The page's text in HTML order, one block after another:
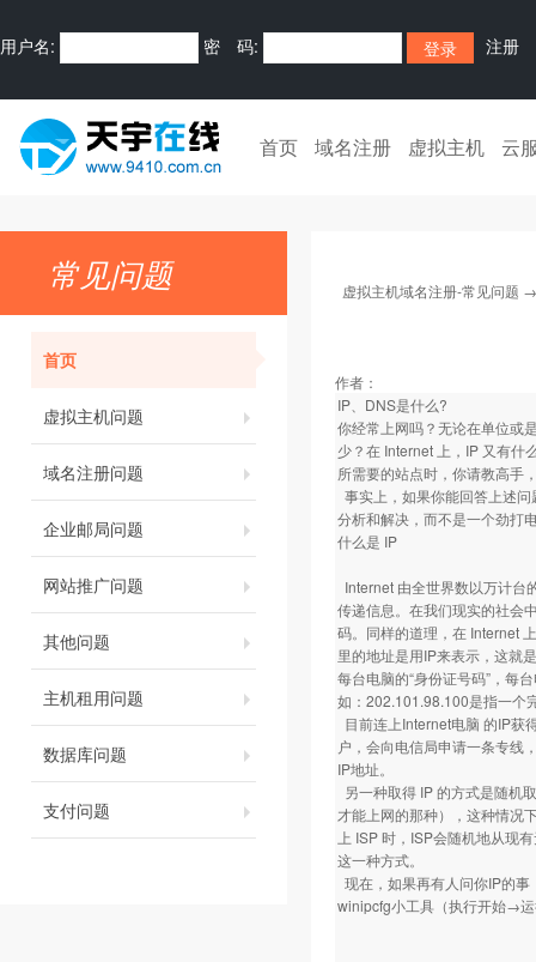
用户名: 密 码: 注册
首页 域名注册 虚拟主机 云
常见问题
首页
虚拟主机问题
域名注册问题
企业邮局问题
网站推广问题
其他问题
主机租用问题
数据库问题
支付问题
虚拟主机域名注册-常见问题
作者：
IP、DNS是什么?
你经常上网吗？无论在单位或
少？在 Internet 上，IP 又有什
所需要的站点时，你请教高手
事实上，如果你能回答上述
分析和解决，而不是一个劲打
什么是 IP
Internet 由全世界数以万计台
传递信息。在我们现实的社会
码。同样的道理，在 Internet
里的地址是用IP来表示，这就
每台电脑的“身份证号码”，每
如：202.101.98.100是指一个
目前连上Internet电脑 的IP获
户，会向电信局申请一条专线
IP地址。
另一种取得 IP 的方式是随机
才能上网的那种），这种情况
上 ISP 时，ISP会随机地从现
这一种方式。
现在，如果再有人问你IP的
winipcfg小工具（执行开始→